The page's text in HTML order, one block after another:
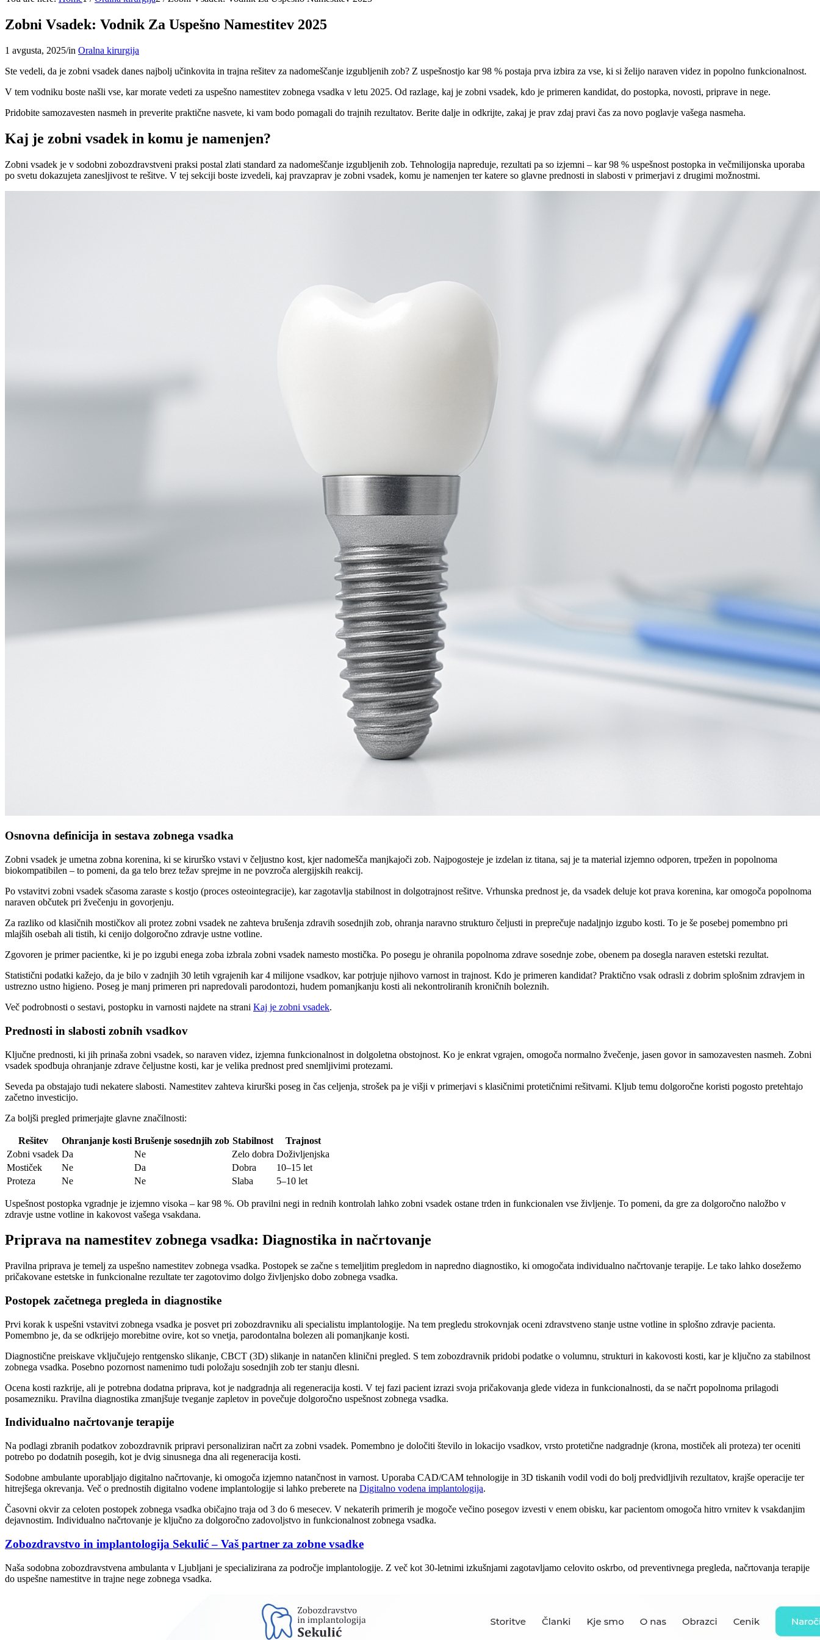
Zobni Vsadek: Vodnik Za Uspešno Namestitev 2025
1 avgusta, 2025/in Oralna kirurgija
Ste vedeli, da je zobni vsadek danes najbolj učinkovita in trajna rešitev za nadomeščanje izgubljenih zob? Z uspešnostjo kar 98 % postaja prva izbira za vse, ki si želijo naraven videz in popolno funkcionalnost.
V tem vodniku boste našli vse, kar morate vedeti za uspešno namestitev zobnega vsadka v letu 2025. Od razlage, kaj je zobni vsadek, kdo je primeren kandidat, do postopka, novosti, priprave in nege.
Pridobite samozavesten nasmeh in preverite praktične nasvete, ki vam bodo pomagali do trajnih rezultatov. Berite dalje in odkrijte, zakaj je prav zdaj pravi čas za novo poglavje vašega nasmeha.
Kaj je zobni vsadek in komu je namenjen?
Zobni vsadek je v sodobni zobozdravstveni praksi postal zlati standard za nadomeščanje izgubljenih zob. Tehnologija napreduje, rezultati pa so izjemni – kar 98 % uspešnost postopka in večmilijonska uporaba
po svetu dokazujeta zanesljivost te rešitve. V tej sekciji boste izvedeli, kaj pravzaprav je zobni vsadek, komu je namenjen ter katere so glavne prednosti in slabosti v primerjavi z drugimi možnostmi.
Osnovna definicija in sestava zobnega vsadka
Zobni vsadek je umetna zobna korenina, ki se kirurško vstavi v čeljustno kost, kjer nadomešča manjkajoči zob. Najpogosteje je izdelan iz titana, saj je ta material izjemno odporen, trpežen in popolnoma
biokompatibilen – to pomeni, da ga telo brez težav sprejme in ne povzroča alergijskih reakcij.
Po vstavitvi zobni vsadek sčasoma zaraste s kostjo (proces osteointegracije), kar zagotavlja stabilnost in dolgotrajnost rešitve. Vrhunska prednost je, da vsadek deluje kot prava korenina, kar omogoča popolnoma
naraven občutek pri žvečenju in govorjenju.
Za razliko od klasičnih mostičkov ali protez zobni vsadek ne zahteva brušenja zdravih sosednjih zob, ohranja naravno strukturo čeljusti in preprečuje nadaljnjo izgubo kosti. To je še posebej pomembno pri
mlajših osebah ali tistih, ki cenijo dolgoročno zdravje ustne votline.
Zgovoren je primer pacientke, ki je po izgubi enega zoba izbrala zobni vsadek namesto mostička. Po posegu je ohranila popolnoma zdrave sosednje zobe, obenem pa dosegla naraven estetski rezultat.
Statistični podatki kažejo, da je bilo v zadnjih 30 letih vgrajenih kar 4 milijone vsadkov, kar potrjuje njihovo varnost in trajnost. Kdo je primeren kandidat? Praktično vsak odrasli z dobrim splošnim zdravjem in
ustrezno ustno higieno. Poseg je manj primeren pri napredovali parodontozi, hudem pomanjkanju kosti ali nekontroliranih kroničnih boleznih.
Več podrobnosti o sestavi, postopku in varnosti najdete na strani Kaj je zobni vsadek.
Prednosti in slabosti zobnih vsadkov
Ključne prednosti, ki jih prinaša zobni vsadek, so naraven videz, izjemna funkcionalnost in dolgoletna obstojnost. Ko je enkrat vgrajen, omogoča normalno žvečenje, jasen govor in samozavesten nasmeh. Zobni
vsadek spodbuja ohranjanje zdrave čeljustne kosti, kar je velika prednost pred snemljivimi protezami.
Seveda pa obstajajo tudi nekatere slabosti. Namestitev zahteva kirurški poseg in čas celjenja, strošek pa je višji v primerjavi s klasičnimi protetičnimi rešitvami. Kljub temu dolgoročne koristi pogosto pretehtajo
začetno investicijo.
Za boljši pregled primerjajte glavne značilnosti:
Rešitev Ohranjanje kosti Brušenje sosednjih zob Stabilnost
Trajnost
Zobni vsadek Da Ne Zelo dobra Doživljenjska
Mostiček
Ne Da Dobra
10–15 let
Proteza
Ne Ne Slaba 5–10 let
Uspešnost postopka vgradnje je izjemno visoka – kar 98 %. Ob pravilni negi in rednih kontrolah lahko zobni vsadek ostane trden in funkcionalen vse življenje. To pomeni, da gre za dolgoročno naložbo v
zdravje ustne votline in kakovost vašega vsakdana.
Priprava na namestitev zobnega vsadka: Diagnostika in načrtovanje
Pravilna priprava je temelj za uspešno namestitev zobnega vsadka. Postopek se začne s temeljitim pregledom in napredno diagnostiko, ki omogočata individualno načrtovanje terapije. Le tako lahko dosežemo
pričakovane estetske in funkcionalne rezultate ter zagotovimo dolgo življenjsko dobo zobnega vsadka.
Postopek začetnega pregleda in diagnostike
Prvi korak k uspešni vstavitvi zobnega vsadka je posvet pri zobozdravniku ali specialistu implantologije. Na tem pregledu strokovnjak oceni zdravstveno stanje ustne votline in splošno zdravje pacienta.
Pomembno je, da se odkrijejo morebitne ovire, kot so vnetja, parodontalna bolezen ali pomanjkanje kosti.
Diagnostične preiskave vključujejo rentgensko slikanje, CBCT (3D) slikanje in natančen klinični pregled. S tem zobozdravnik pridobi podatke o volumnu, strukturi in kakovosti kosti, kar je ključno za stabilnost
zobnega vsadka. Posebno pozornost namenimo tudi položaju sosednjih zob ter stanju dlesni.
Ocena kosti razkrije, ali je potrebna dodatna priprava, kot je nadgradnja ali regeneracija kosti. V tej fazi pacient izrazi svoja pričakovanja glede videza in funkcionalnosti, da se načrt popolnoma prilagodi
posamezniku. Pravilna diagnostika zmanjšuje tveganje zapletov in povečuje dolgoročno uspešnost zobnega vsadka.
Individualno načrtovanje terapije
Na podlagi zbranih podatkov zobozdravnik pripravi personaliziran načrt za zobni vsadek. Pomembno je določiti število in lokacijo vsadkov, vrsto protetične nadgradnje (krona, mostiček ali proteza) ter oceniti
potrebo po dodatnih posegih, kot je dvig sinusnega dna ali regeneracija kosti.
Sodobne ambulante uporabljajo digitalno načrtovanje, ki omogoča izjemno natančnost in varnost. Uporaba CAD/CAM tehnologije in 3D tiskanih vodil vodi do bolj predvidljivih rezultatov, krajše operacije ter
hitrejšega okrevanja. Več o prednostih digitalno vodene implantologije si lahko preberete na Digitalno vodena implantologija.
Časovni okvir za celoten postopek zobnega vsadka običajno traja od 3 do 6 mesecev. V nekaterih primerih je mogoče večino posegov izvesti v enem obisku, kar pacientom omogoča hitro vrnitev k vsakdanjim
dejavnostim. Individualno načrtovanje je ključno za dolgoročno zadovoljstvo in funkcionalnost zobnega vsadka.
Zobozdravstvo in implantologija Sekulić – Vaš partner za zobne vsadke
Naša sodobna zobozdravstvena ambulanta v Ljubljani je specializirana za področje implantologije. Z več kot 30-letnimi izkušnjami zagotavljamo celovito oskrbo, od preventivnega pregleda, načrtovanja terapije
do uspešne namestitve in trajne nege zobnega vsadka.